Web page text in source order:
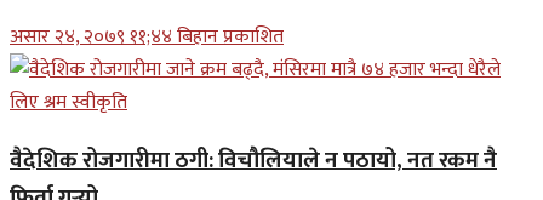
असार २४, २०७९ ११;४४ बिहान प्रकाशित
वैदेशिक रोजगारीमा ठगी: विचौलियाले न पठायो, नत रकम नै